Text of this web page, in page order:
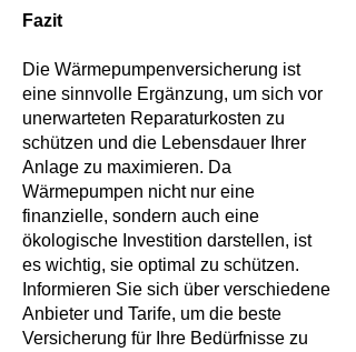
Fazit
Die Wärmepumpenversicherung ist
eine sinnvolle Ergänzung, um sich vor
unerwarteten Reparaturkosten zu
schützen und die Lebensdauer Ihrer
Anlage zu maximieren. Da
Wärmepumpen nicht nur eine
finanzielle, sondern auch eine
ökologische Investition darstellen, ist
es wichtig, sie optimal zu schützen.
Informieren Sie sich über verschiedene
Anbieter und Tarife, um die beste
Versicherung für Ihre Bedürfnisse zu